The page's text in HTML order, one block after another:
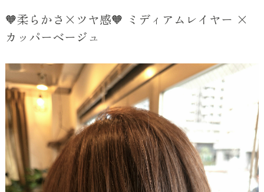
🧡柔らかさ×ツヤ感🧡 ミディアムレイヤー ×
カッパーベージュ